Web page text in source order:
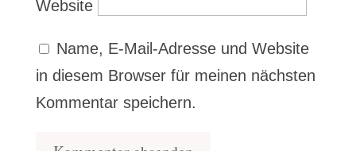
Website
Name, E-Mail-Adresse und Website
in diesem Browser für meinen nächsten
Kommentar speichern.